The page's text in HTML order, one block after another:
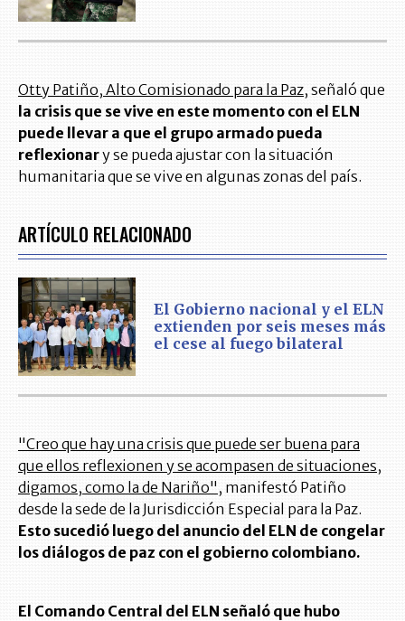
Otty Patiño, Alto Comisionado para la Paz, señaló que
la crisis que se vive en este momento con el ELN
puede llevar a que el grupo armado pueda
reflexionary se pueda ajustar con la situación
humanitaria que se vive en algunas zonas del país.
ARTÍCULO RELACIONADO
El Gobierno nacional y el ELN
extienden por seis meses más
el cese al fuego bilateral
"Creo que hay una crisis que puede ser buena para
que ellos reflexionen y se acompasen de situaciones,
digamos, como la de Nariño", manifestó Patiño
desde la sede de la Jurisdicción Especial para la Paz.
Esto sucedió luego del anuncio del ELN de congelar
los diálogos de paz con el gobierno colombiano.
El Comando Central del ELN señaló que hubo